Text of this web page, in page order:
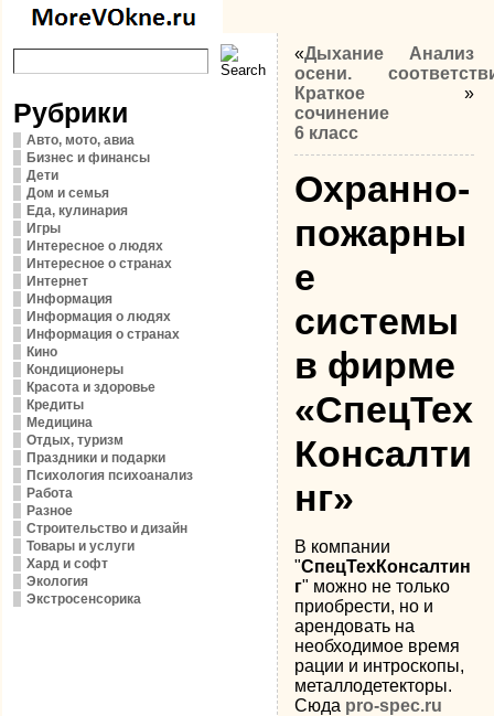
Рубрики
Авто, мото, авиа
Бизнес и финансы
Дети
Дом и семья
Еда, кулинария
Игры
Интересное о людях
Интересное о странах
Интернет
Информация
Информация о людях
Информация о странах
Кино
Кондиционеры
Красота и здоровье
Кредиты
Медицина
Отдых, туризм
Праздники и подарки
Психология психоанализ
Работа
Разное
Строительство и дизайн
Товары и услуги
Хард и софт
Экология
Экстросенсорика
«Дыхание
осени.
Краткое
сочинение
6 класс
Анализ
»
Охранно-
пожарны
е
системы
в фирме
«СпецТех
Консалти
нг»
В компании
"СпецТехКонсалтин
г" можно не только
приобрести, но и
арендовать на
необходимое время
рации и интроскопы,
металлодетекторы.
Сюда pro-spec.ru